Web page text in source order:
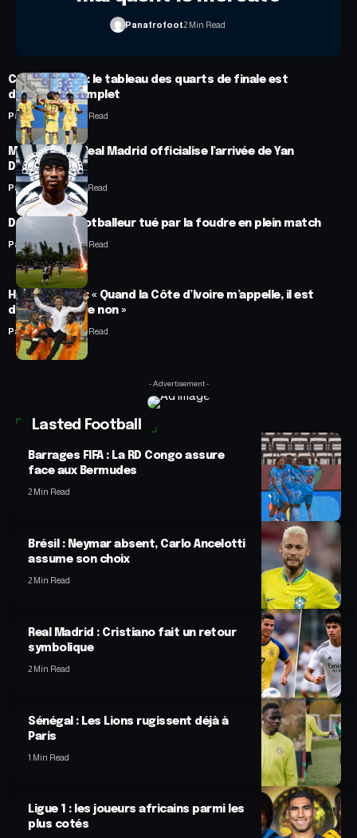
Panafrofoot2 Min Read
CAN féminine : le tableau des quarts de finale est
désormais complet
Panafrofoot2 Min Read
Mercato : Le Real Madrid officialise l’arrivée de Yan
Diomandé
Panafrofoot1 Min Read
Drame : un footballeur tué par la foudre en plein match
Panafrofoot2 Min Read
Hervé Renard : « Quand la Côte d’Ivoire m’appelle, il est
difficile de dire non »
Panafrofoot2 Min Read
- Advertisement -
Lasted Football
Barrages FIFA : La RD Congo assure
face aux Bermudes
2 Min Read
Brésil : Neymar absent, Carlo Ancelotti
assume son choix
2 Min Read
Real Madrid : Cristiano fait un retour
symbolique
2 Min Read
Sénégal : Les Lions rugissent déjà à
Paris
1 Min Read
Ligue 1 : les joueurs africains parmi les
plus cotés